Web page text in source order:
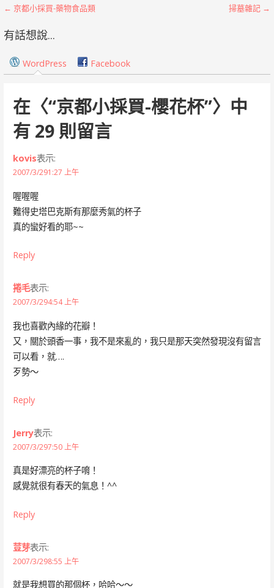
文
章
導
覽
← 京都小採買-藥物食品類 掃墓雜記 →
有話想說...
WordPress Facebook
在〈“京都小採買-櫻花杯”〉中
有 29 則留言
kovis表示:
2007/3/291:27 上午
喔喔喔
難得史塔巴克斯有那麼秀氣的杯子
真的蠻好看的耶~~
Reply
捲毛表示:
2007/3/294:54 上午
我也喜歡內緣的花瓣！
又，關於頭香一事，我不是來亂的，我只是那天突然發現沒有留言
可以看，就….
歹勢～
Reply
Jerry表示:
2007/3/297:50 上午
真是好漂亮的杯子唷！
感覺就很有春天的氣息！^^
Reply
荳芽表示:
2007/3/298:55 上午
就是我想買的那個杯，哈哈～～